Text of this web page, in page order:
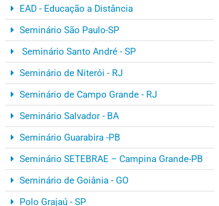
EAD - Educação a Distância
Seminário São Paulo-SP
Seminário Santo André - SP
Seminário de Niterói - RJ
Seminário de Campo Grande - RJ
Seminário Salvador - BA
Seminário Guarabira -PB
Seminário SETEBRAE – Campina Grande-PB
Seminário de Goiânia - GO
Polo Grajaú - SP